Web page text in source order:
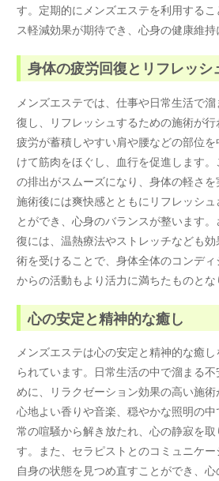
す。定期的にメンズエステを利用する
ス軽減効果が期待でき、心身の健康維持
身体の疲労回復とリフレッシ
メンズエステでは、仕事や日常生活で
復し、リフレッシュするための施術が行
疲労が蓄積しやすい肩や腰などの部位
けて筋肉をほぐし、血行を促進します
の排出がスムーズになり、身体の軽さを
施術後には爽快感とともにリフレッシ
とができ、心身のバランスが整います
復には、温熱療法やストレッチなども
術を受けることで、身体全体のコンデ
からの活動もより活力に満ちたものとな
心の安定と精神的な癒し
メンズエステは心の安定と精神的な癒
られています。日常生活の中で溜まる
めに、リラクゼーション効果の高い施術
心地よい香りや音楽、穏やかな照明の
常の喧騒から解き放たれ、心の静寂を
す。また、セラピストとのコミュニケ
自身の状態を見つめ直すことができ、